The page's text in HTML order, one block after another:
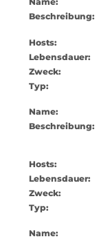
Beschreibung:
Hosts:
Lebensdauer:
Zweck:
Typ:
Name:
Beschreibung:
Hosts:
Lebensdauer:
Zweck:
Typ:
Name: